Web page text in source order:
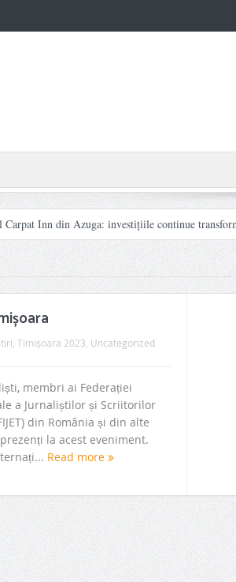
din Azuga: investițiile continue transformă fiecare
, Timișoara 2023, Uncategorized
membri ai Federației
a Jurnaliștilor și Scriitorilor
din România și din alte
la acest eveniment.
Read more